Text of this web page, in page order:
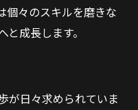
個々のスキルを磨きな
成長します。
が日々求められていま